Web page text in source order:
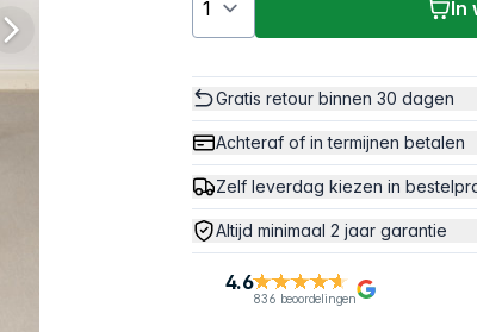
In
Gratis retour binnen 30 dagen
Achteraf of in termijnen betalen
Zelf leverdag kiezen in
Altijd minimaal 2 jaar garantie
4.6
836 beoordelingen